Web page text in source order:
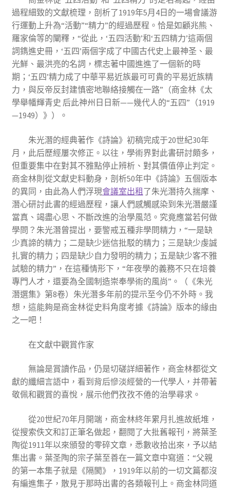
過程細致的文獻梳理，剖析了1919年5月4日的一場會議游
行運動上升為“活動”“精力”的經過歷程。恰是如顧兆熊、
羅家倫等的闡釋，“從此，‘五四活動’和‘五四精力’這兩個
詞鐫進史冊，‘五四’兩個字成了中國古代史上最神圣、最
光鮮、最洪亮的名詞，標志著中國進進了一個新的時
期；‘五四’精力成了中華平易近族最可可貴的平易近族精
力，與反帝反封建慎密地聯絡接觸在一路”（商金林《太
學舉幡輝青史 后此神州日日新——幾代人的“五四”（1919
—1949）》）。
朱光潛的經典著作《詩論》初稿完成于20世紀30年
月，此后歷經屢次修正。以往，學術界對此書研討頗多，
但重要集中在對其不雅點停止辨析、對其價值停止判定。
商金林則從文獻史料動身，剖析50年中《詩論》五個版本
的異同，由此為人們浮現會議室出租 了朱光潛持久揣摩、
潛心研討此書的經過歷程，讓人們感觸感染到朱光潛嚴謹
當真、竭盡心思、不斷改進的治學風范。究竟應當若何做
學問？朱光潛曾提出，要警戒五種非學問精力，“一是缺
少真諦的精力；二是缺少迷信批駁的精力；三是缺少虔誠
扎實的精力；四是缺少自力發明的精力；五是缺少客不雅
試驗的精力”，在這種情形下，“年夜學的義務不只在培養
專門人才，還要為全國制造崇奉學術的風尚”。（《朱光
潛選集》第8卷）朱光潛多年前的提示至今仍不外時。我
想，這能夠是商金林從史料角度考據《詩論》版本的緣由
之一吧！
在文獻中觀賞作家
無論是賞讀作品，仍是切磋詳細著作，商金林都從文
獻的纖細言語中，看到背后慘淡經營的一代學人，并帶著
敬佩和觀賞的喜悅，展示他們孜孜不倦的治學尋求。
從20世紀70年月開端，商金林終年累月扎進故紙堆，
從搜索佚文和訂正筆名做起，翻閱了大批舊報刊，將葉圣
陶從1911年以來頒發的零碎文章，悉數收拾出來，予以結
集出書。葉圣陶的宗子葉至善在一篇文章中寫道：“父親
的第一本集子就是《隔閡》，1919年以前的一切文篇都沒
有編進集子，散見于那時出書的各類報刊上。商金林同道